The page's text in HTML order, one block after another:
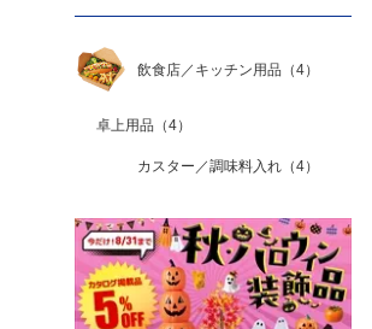
飲食店／キッチン用品 （4）
卓上用品 （4）
カスター／調味料入れ （4）